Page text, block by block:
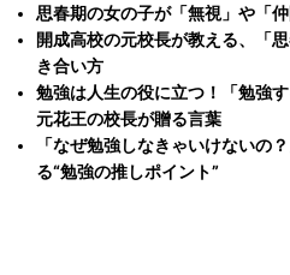
思春期の女の子が「無視」や「
開成高校の元校長が教える、「
き合い方
勉強は人生の役に立つ！「勉強
元花王の校長が贈る言葉
「なぜ勉強しなきゃいけないの
る“勉強の推しポイント”